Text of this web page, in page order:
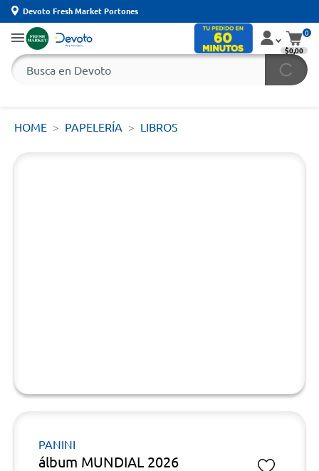
Devoto Fresh Market Portones
0
$0,00
HOME PAPELERÍA LIBROS
PANINI
álbum MUNDIAL 2026